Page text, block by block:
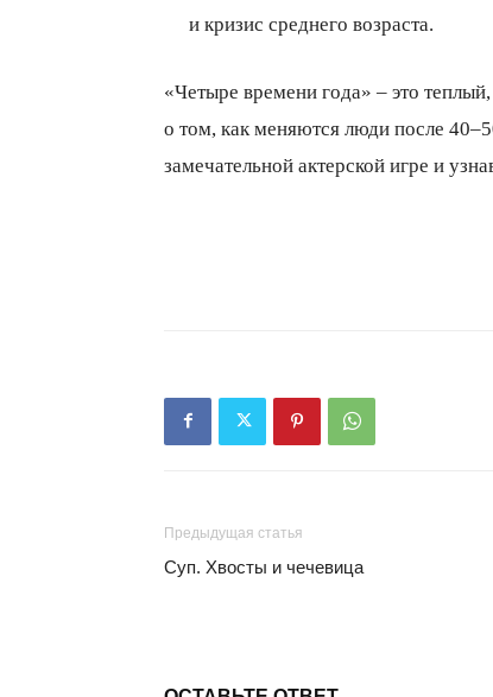
и кризис среднего возраста.
«Четыре времени года» – это
о том, как меняются люди после
замечательной актерской игре и
Предыдущая статья
Суп. Хвосты и чечевица